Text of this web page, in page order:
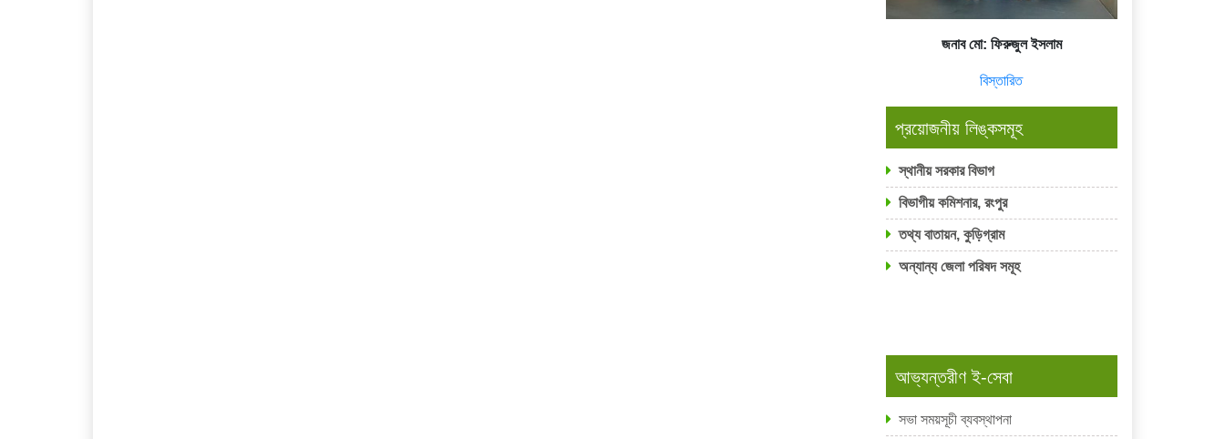
জনাব মো: ফিরুজুল ইসলাম
বিস্তারিত
প্রয়োজনীয় লিঙ্কসমূহ
স্থানীয় সরকার বিভাগ
বিভাগীয় কমিশনার, রংপুর
তথ্য বাতায়ন, কুড়িগ্রাম
অন্যান্য জেলা পরিষদ সমূহ
আভ্যন্তরীণ ই-সেবা
সভা সময়সূচী ব্যবস্থাপনা